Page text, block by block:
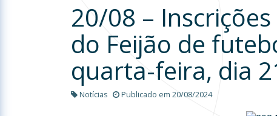
20/08 –
do Feijão de
quarta-feira, dia
Notícias Publicado em 20/08/2024